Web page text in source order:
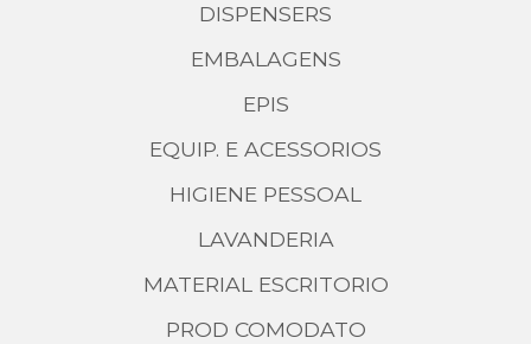
DISPENSERS
EMBALAGENS
EPIS
EQUIP. E ACESSORIOS
HIGIENE PESSOAL
LAVANDERIA
MATERIAL ESCRITORIO
PROD COMODATO